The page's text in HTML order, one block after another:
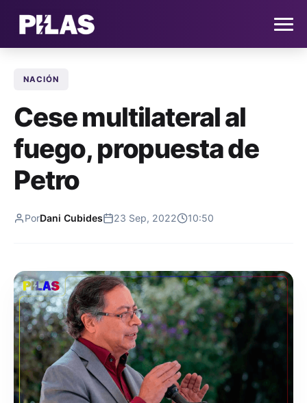
NOTICIAS
QUIÉNES SOMOS
NACIÓN
Cese multilateral al
fuego, propuesta de
Petro
PorDani Cubides 23 Sep, 2022 10:50